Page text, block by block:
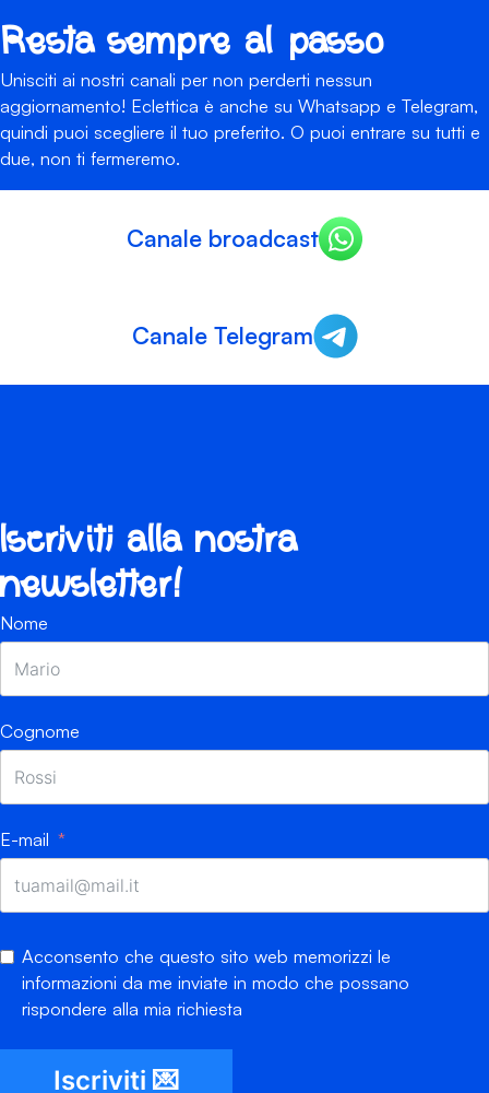
Resta sempre al passo
Unisciti ai nostri canali per non perderti nessun
aggiornamento! Eclettica è anche su Whatsapp e Telegram,
quindi puoi scegliere il tuo preferito. O puoi entrare su tutti e
due, non ti fermeremo.
Canale broadcast
Canale Telegram
Iscriviti alla nostra
newsletter!
Nome
Cognome
E-mail
Acconsento che questo sito web memorizzi le
informazioni da me inviate in modo che possano
rispondere alla mia richiesta
Iscriviti 💌